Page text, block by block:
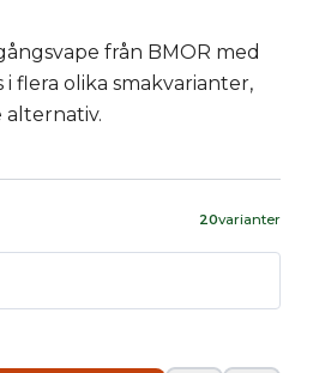
från BMOR med
flera olika smakvarianter,
alternativ.
20varianter